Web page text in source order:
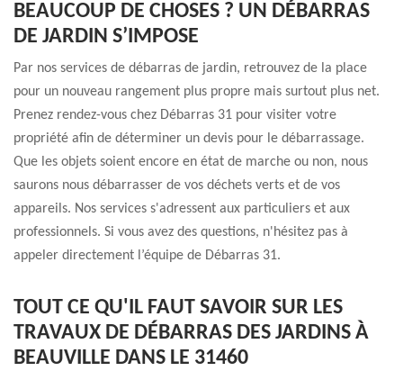
BEAUCOUP DE CHOSES ? UN DÉBARRAS
DE JARDIN S’IMPOSE
Par nos services de débarras de jardin, retrouvez de la place
pour un nouveau rangement plus propre mais surtout plus net.
Prenez rendez-vous chez Débarras 31 pour visiter votre
propriété afin de déterminer un devis pour le débarrassage.
Que les objets soient encore en état de marche ou non, nous
saurons nous débarrasser de vos déchets verts et de vos
appareils. Nos services s'adressent aux particuliers et aux
professionnels. Si vous avez des questions, n'hésitez pas à
appeler directement l’équipe de Débarras 31.
TOUT CE QU'IL FAUT SAVOIR SUR LES
TRAVAUX DE DÉBARRAS DES JARDINS À
BEAUVILLE DANS LE 31460